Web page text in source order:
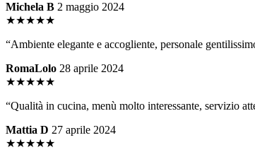
Michela B 2 maggio 2024
★★★★★
“Ambiente elegante e accogliente, personale
RomaLolo 28 aprile 2024
★★★★★
“Qualità in cucina, menù molto interessante, servizio
Mattia D 27 aprile 2024
★★★★★